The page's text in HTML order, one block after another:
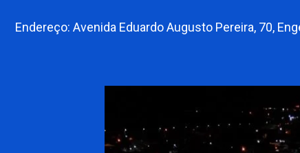
Endereço: Avenida Eduardo Augusto Pereira, 70,